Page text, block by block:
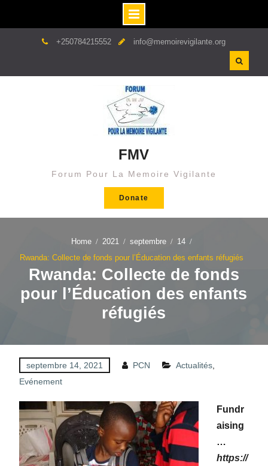
+250784215552 info@memoirevigilante.org
FMV
Forum Pour La Memoire Vigilante
Donate
Home 2021 septembre
14
Rwanda: Collecte de fonds pour l’Éducation des enfants réfugiés
Rwanda: Collecte de fonds
pour l’Éducation des enfants
réfugiés
septembre 14, 2021 PCN Actualités,
Evénement
Fundr
aising
…
https://